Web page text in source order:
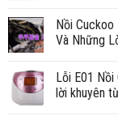
Nồi
Và Những
Lỗi E01
lời khuyên